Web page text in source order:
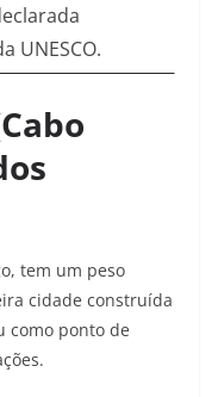
UNESCO.
tem um peso
cidade construída
como ponto de